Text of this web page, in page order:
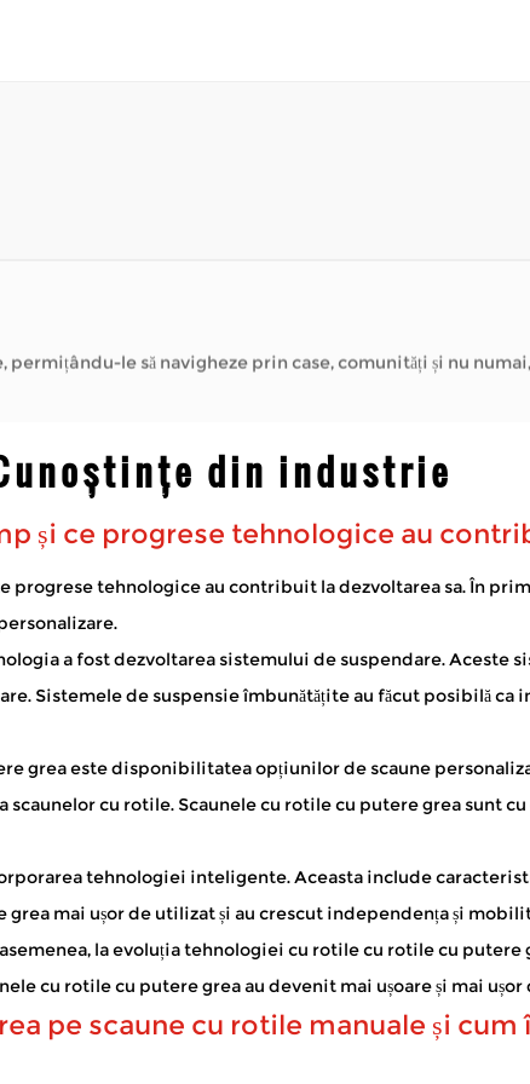
de a
le să navigheze prin case, comunități și nu numai, cu o
de a
le să navigheze prin case, comunități și nu numai, cu o
din industrie
și ce progrese tehnologice au
progrese tehnologice au contribuit la dezvoltarea sa. În
a fost dezvoltarea sistemului de suspendare. Aceste
Sistemele de suspensie îmbunătățite au făcut posibilă
grea este disponibilitatea opțiunilor de scaune
cu rotile. Scaunele cu rotile cu putere grea sunt
tehnologiei inteligente. Aceasta include
mai ușor de utilizat și au crescut independența și
la evoluția tehnologiei cu rotile cu rotile cu
cu rotile cu putere grea au devenit mai ușoare și mai
pe scaune cu rotile manuale și